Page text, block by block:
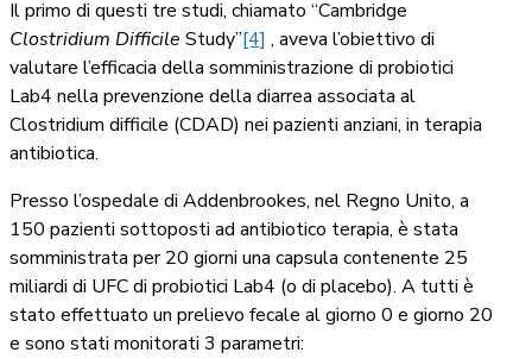
Il primo di questi tre studi, chiamato “Cambridge
Clostridium Difficile Study”[4] , aveva l’obiettivo di
valutare l’efficacia della somministrazione di probiotici
Lab4 nella prevenzione della diarrea associata al
Clostridium difficile (CDAD) nei pazienti anziani, in terapia
antibiotica.
Presso l’ospedale di Addenbrookes, nel Regno Unito, a
150 pazienti sottoposti ad antibiotico terapia, è stata
somministrata per 20 giorni una capsula contenente 25
miliardi di UFC di probiotici Lab4 (o di placebo). A tutti è
stato effettuato un prelievo fecale al giorno 0 e giorno 20
e sono stati monitorati 3 parametri: